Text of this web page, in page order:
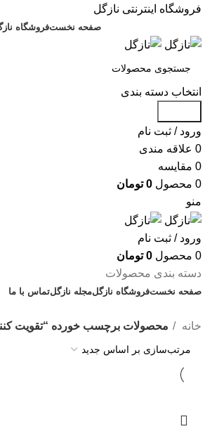
فروشگاه اینترنتی نازگل
صفحه نخستفروشگاه
انتخاب دسته بندی
ورود / ثبت نام
0 علاقه مندی
0 مقایسه
0 محصول 0 تومان
منو
ورود / ثبت نام
0 محصول 0 تومان
دسته بندی محصولات
صفحه نخستفروشگاه نازگلمجله نازگلتماس با ما
خانه محصولات برچسب خورده “تقویت